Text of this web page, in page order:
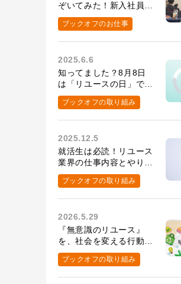
ぞいてみた！新入社員の
第一歩に密着
ブックオフのお仕事
2025.6.6
知ってました？8月8日
は「リユースの日」で
す！
ブックオフの取り組み
2025.12.5
就活生は必読！リユース
業界の仕事内容とやりが
い・大変なこと
ブックオフの取り組み
2026.5.29
『無意識のリユース』
を、社会を変える行動
へ。8月8日リユースの
日の取り組み
ブックオフの取り組み